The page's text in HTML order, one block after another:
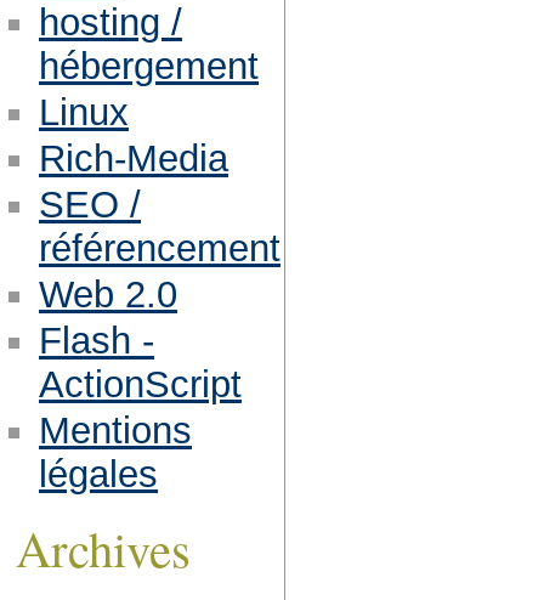
hosting /
hébergement
Linux
Rich-Media
SEO /
référencement
Web 2.0
Flash -
ActionScript
Mentions
légales
Archives